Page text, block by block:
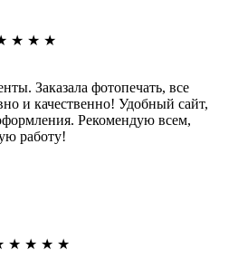
★ ★ ★
Заказала фотопечать, все
и качественно! Удобный сайт,
Рекомендую всем,
работу!
★ ★ ★ ★